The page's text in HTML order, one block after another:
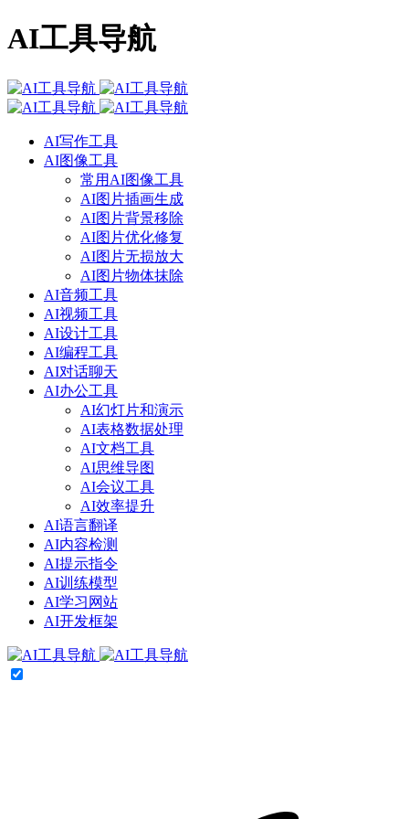
AI工具导航
AI写作工具
AI图像工具
常用AI图像工具
AI图片插画生成
AI图片背景移除
AI图片优化修复
AI图片无损放大
AI图片物体抹除
AI音频工具
AI视频工具
AI设计工具
AI编程工具
AI对话聊天
AI办公工具
AI幻灯片和演示
AI表格数据处理
AI文档工具
AI思维导图
AI会议工具
AI效率提升
AI语言翻译
AI内容检测
AI提示指令
AI训练模型
AI学习网站
AI开发框架